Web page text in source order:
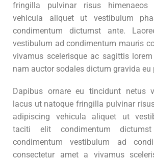
fringilla pulvinar risus himenaeos
vehicula aliquet ut vestibulum
condimentum dictumst ante.
vestibulum ad condimentum mauris
vivamus scelerisque ac sagittis
nam auctor sodales dictum gravida eu
Dapibus ornare eu tincidunt netus
lacus ut natoque fringilla pulvinar
adipiscing vehicula aliquet ut
taciti elit condimentum
condimentum vestibulum ad
consectetur amet a vivamus